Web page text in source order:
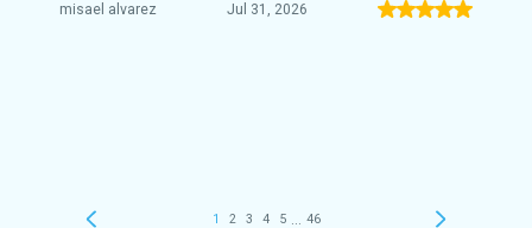
misael alvarez Jul 31, 2026
1 2 3 4 5 46